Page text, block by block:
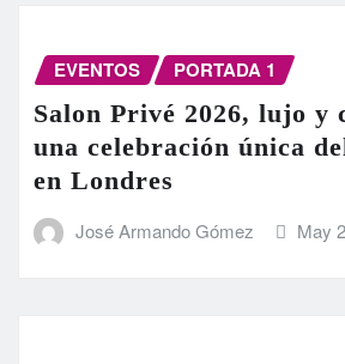
EVENTOS PORTADA 1
Salon Privé 2026, lujo y
una celebración única
en Londres
José Armando Gómez May